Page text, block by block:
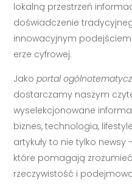
lokalną przestrzeń
doświadczenie
innowacyjnym
erze cyfrowej.
Jakoportal
dostarczamy naszym
wyselekcjonowane
biznes, technologia,
artykuły to nie tylko
które pomagają
rzeczywistość i